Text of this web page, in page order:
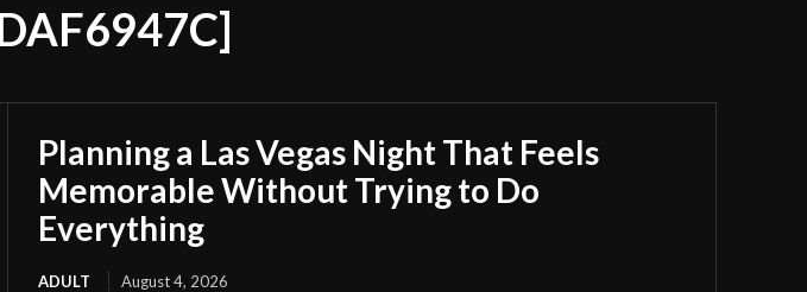
Planning a Las Vegas Night That Feels
Memorable Without Trying to Do
Everything
ADULT August 4, 2026